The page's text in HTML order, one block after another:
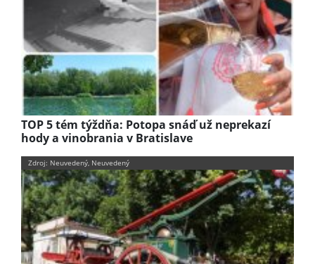
TOP 5 tém týždňa: Potopa snáď už neprekazí
hody a vinobrania v Bratislave
Zdroj: Neuvedený, Neuvedený